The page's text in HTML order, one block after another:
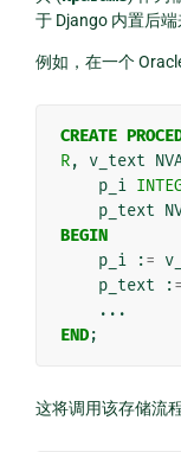
于 Django 内置后端
例如，在一个
CREATE
R, v_text
p_i
p_text
BEGIN
p_i
:=
p_text
:=
...
END;
这将调用该存储流